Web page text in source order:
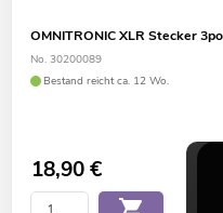
OMNITRONIC XLR Stecker
No. 30200089
Bestand reicht ca. 12 Wo.
18,90€